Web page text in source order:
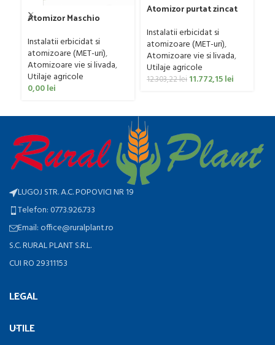
Atomizor Maschio
Avant 1000/800/121 E
Instalatii erbicidat si
atomizoare (MET-uri),
Atomizoare vie si livada,
Utilaje agricole
0,00lei
Atomizor purtat zincat
Bufer, model Ronda,
300 litri
Instalatii erbicidat si
atomizoare (MET-uri),
Atomizoare vie si livada,
Utilaje agricole
12.303,22lei 11.772,15lei
LUGOJ STR. A.C. POPOVICI NR 19
Telefon: 0773.926.733
Email: office@ruralplant.ro
S.C. RURAL PLANT S.R.L.
CUI RO 29311153
LEGAL
UTILE